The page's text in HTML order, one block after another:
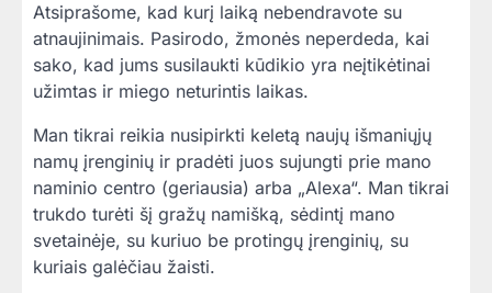
Atsiprašome, kad kurį laiką nebendravote su
atnaujinimais. Pasirodo, žmonės neperdeda, kai
sako, kad jums susilaukti kūdikio yra neįtikėtinai
užimtas ir miego neturintis laikas.
Man tikrai reikia nusipirkti keletą naujų išmaniųjų
namų įrenginių ir pradėti juos sujungti prie mano
naminio centro (geriausia) arba „Alexa“. Man tikrai
trukdo turėti šį gražų namišką, sėdintį mano
svetainėje, su kuriuo be protingų įrenginių, su
kuriais galėčiau žaisti.